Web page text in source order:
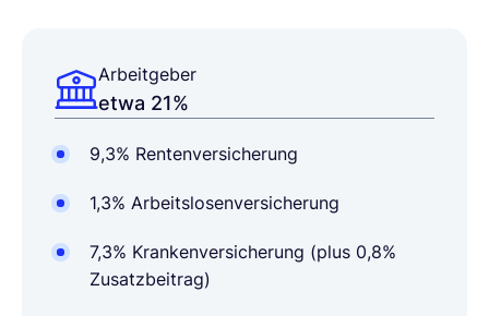
Arbeitgeber
etwa 21%
9,3% Rentenversicherung
1,3% Arbeitslosenversicherung
7,3% Krankenversicherung (plus 0,8%
Zusatzbeitrag)